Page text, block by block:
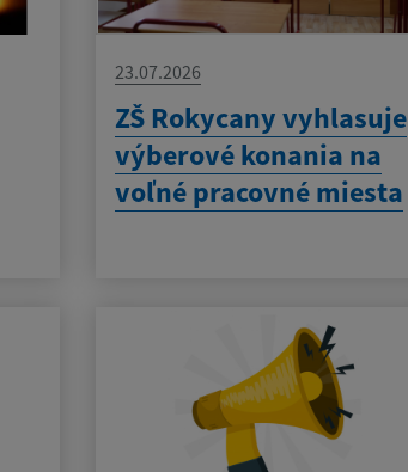
23.07.2026
ZŠ Rokycany vyhlasuje
výberové konania na
voľné pracovné miesta